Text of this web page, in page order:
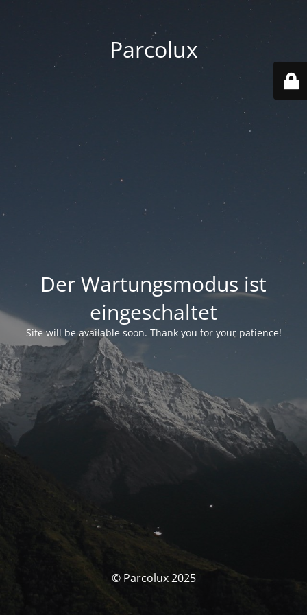
Parcolux
Der Wartungsmodus ist
eingeschaltet
Site will be available soon. Thank you for your patience!
© Parcolux 2025